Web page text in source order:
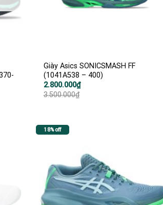
Giày Asics SONICSMASH FF
(1041A538 – 400)
3.500.000₫
Giá
gốc
là:
2.800.000₫
Giá
hiện
tại
18% off